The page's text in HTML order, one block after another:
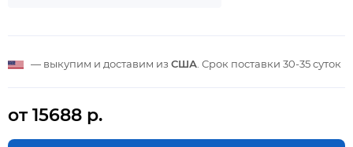
— выкупим и доставим из США . Срок поставки 30-35 суток
от 15688 р.